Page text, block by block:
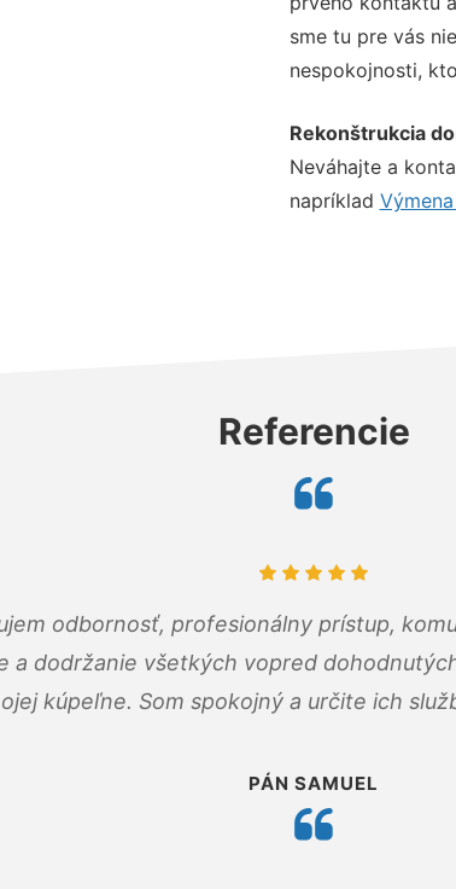
sme tu pre vás
nespokojnosti,
Rekonštrukcia
Neváhajte a
napríklad
Referencie
odbornosť, profesionálny prístup,
a dodržanie všetkých vopred
kúpeľne. Som spokojný a určite ich
PÁN SAMUEL